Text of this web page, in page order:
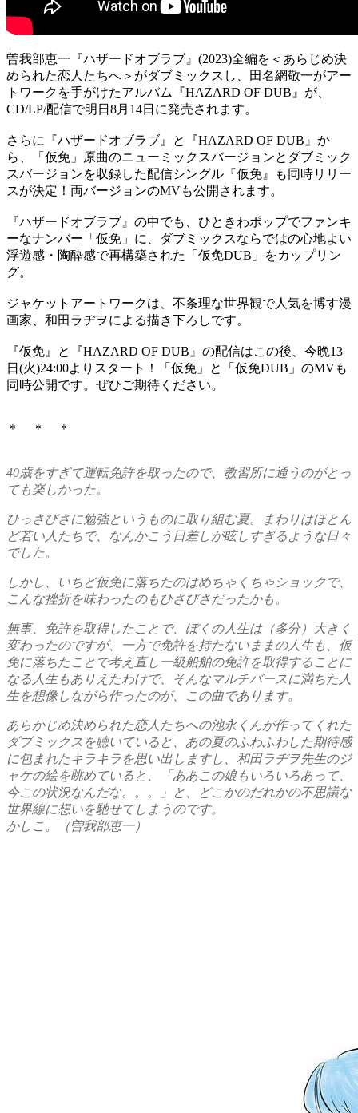
曽我部恵一『ハザードオブラブ』(2023)全編を＜あらじめ決
められた恋人たちへ＞がダブミックスし、田名網敬一がアー
トワークを手がけたアルバム『HAZARD OF DUB』が、
CD/LP/配信で明日8月14日に発売されます。
さらに『ハザードオブラブ』と『HAZARD OF DUB』か
ら、「仮免」原曲のニューミックスバージョンとダブミック
スバージョンを収録した配信シングル『仮免』も同時リリー
スが決定！両バージョンのMVも公開されます。
『ハザードオブラブ』の中でも、ひときわポップでファンキ
ーなナンバー「仮免」に、ダブミックスならではの心地よい
浮遊感・陶酔感で再構築された「仮免DUB」をカップリン
グ。
ジャケットアートワークは、不条理な世界観で人気を博す漫
画家、和田ラヂヲによる描き下ろしです。
『仮免』と『HAZARD OF DUB』の配信はこの後、今晩13
日(火)24:00よりスタート！「仮免」と「仮免DUB」のMVも
同時公開です。ぜひご期待ください。
＊ ＊ ＊
40歳をすぎて運転免許を取ったので、教習所に通うのがとっ
ても楽しかった。
ひっさびさに勉強というものに取り組む夏。まわりはほとん
ど若い人たちで、なんかこう日差しが眩しすぎるような日々
でした。
しかし、いちど仮免に落ちたのはめちゃくちゃショックで、
こんな挫折を味わったのもひさびさだったかも。
無事、免許を取得したことで、ぼくの人生は（多分）大きく
変わったのですが、一方で免許を持たないままの人生も、仮
免に落ちたことで考え直し一級船舶の免許を取得することに
なる人生もありえたわけで、そんなマルチバースに満ちた人
生を想像しながら作ったのが、この曲であります。
あらかじめ決められた恋人たちへの池永くんが作ってくれた
ダブミックスを聴いていると、あの夏のふわふわした期待感
に包まれたキラキラを思い出しますし、和田ラヂヲ先生のジ
ャケの絵を眺めていると、「ああこの娘もいろいろあって、
今この状況なんだな。。。」と、どこかのだれかの不思議な
世界線に想いを馳せてしまうのです。
かしこ。（曽我部恵一）